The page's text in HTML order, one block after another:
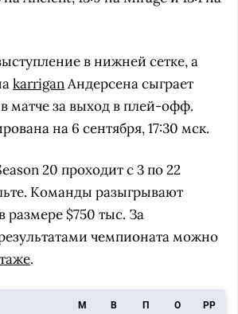
в нижней сетке, а
karriganАндерсена сыграет
в матче за выход в плей-офф.
на 6 сентября, 17:30 мск.
20 проходит с 3 по 22
Команды разыгрывают
размере $750 тыс. За
чемпионата можно
.
M В П О РР